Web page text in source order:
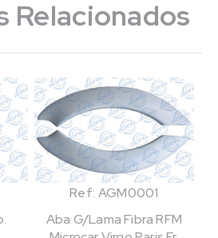
Relacionados
Ref: AGM0001
Aba G/Lama Fibra RFM